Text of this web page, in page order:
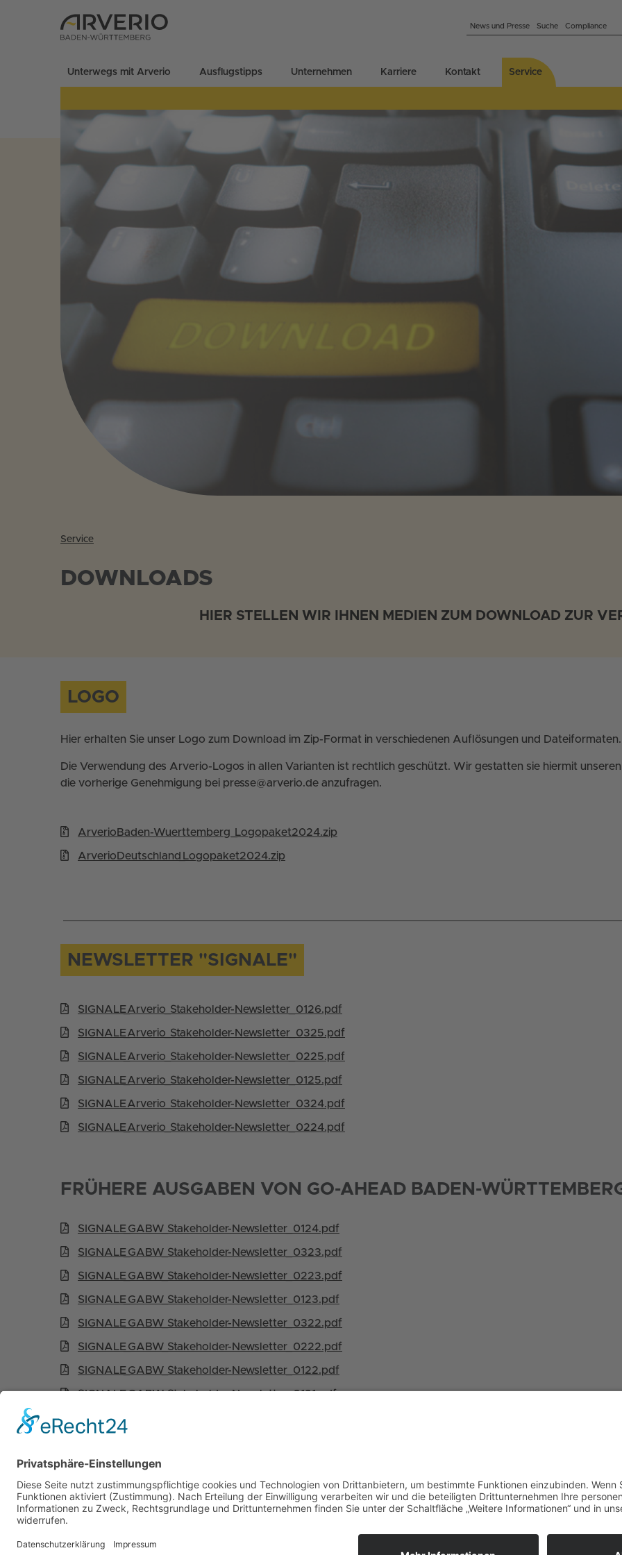
News und Presse Suche Compliance
Unterwegs mit Arverio Ausflugstipps Unternehmen Karriere Kontakt Service
Service
DOWNLOADS
HIER STELLEN WIR IHNEN MEDIEN ZUM DOWNLOAD ZUR
LOGO
Hier erhalten Sie unser Logo zum Download im Zip-Format in verschiedenen Auflösungen und Dateiformaten.
Die Verwendung des Arverio-Logos in allen Varianten ist rechtlich geschützt. Wir gestatten sie hiermit
die vorherige Genehmigung bei presse@arverio.de anzufragen.
ArverioBaden-Wuerttemberg­_Logopaket2024.zip
ArverioDeutschland­_Logopaket2024.zip
NEWSLETTER "SIGNALE"
SIGNALE­_Arverio­_Stakeholder-Newsletter­_0126.pdf
SIGNALE­_Arverio­_Stakeholder-Newsletter­_0325.pdf
SIGNALE­_Arverio­_Stakeholder-Newsletter­_0225.pdf
SIGNALE­_Arverio­_Stakeholder-Newsletter­_0125.pdf
SIGNALE­_Arverio­_Stakeholder-Newsletter­_0324.pdf
SIGNALE­_Arverio­_Stakeholder-Newsletter­_0224.pdf
FRÜHERE AUSGABEN VON GO-AHEAD BADEN-
SIGNALE­_GABW­_Stakeholder-Newsletter­_0124.pdf
SIGNALE­_GABW­_Stakeholder-Newsletter­_0323.pdf
SIGNALE­_GABW­_Stakeholder-Newsletter­_0223.pdf
SIGNALE­_GABW­_Stakeholder-Newsletter­_0123.pdf
SIGNALE­_GABW­_Stakeholder-Newsletter­_0322.pdf
SIGNALE­_GABW­_Stakeholder-Newsletter­_0222.pdf
SIGNALE­_GABW­_Stakeholder-Newsletter­_0122.pdf
SIGNALE­_GABW­_Stakeholder-Newsletter­_0121.pdf
JOBANGEBOTE